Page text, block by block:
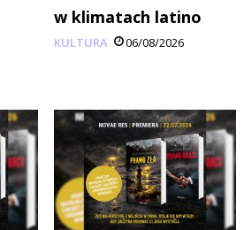
w klimatach latino
KULTURA 06/08/2026